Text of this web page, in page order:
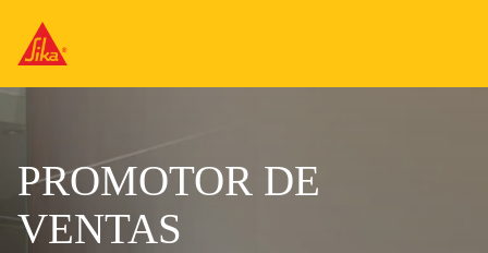
PROMOTOR DE
VENTAS